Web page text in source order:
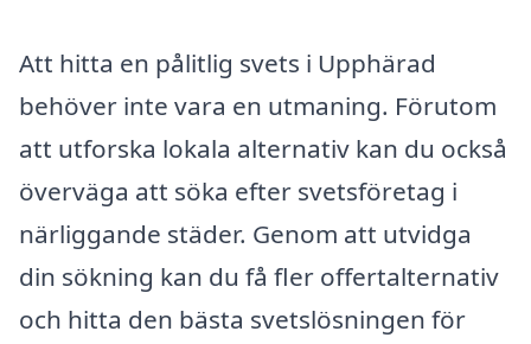
Att hitta en pålitlig svets i Upphärad
behöver inte vara en utmaning. Förutom
att utforska lokala alternativ kan du också
överväga att söka efter svetsföretag i
närliggande städer. Genom att utvidga
din sökning kan du få fler offertalternativ
och hitta den bästa svetslösningen för